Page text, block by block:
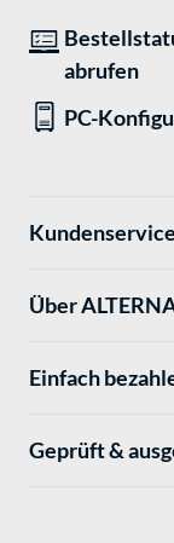
abrufen
PC-
Kundenservice
Über
Einfach
Geprüft &